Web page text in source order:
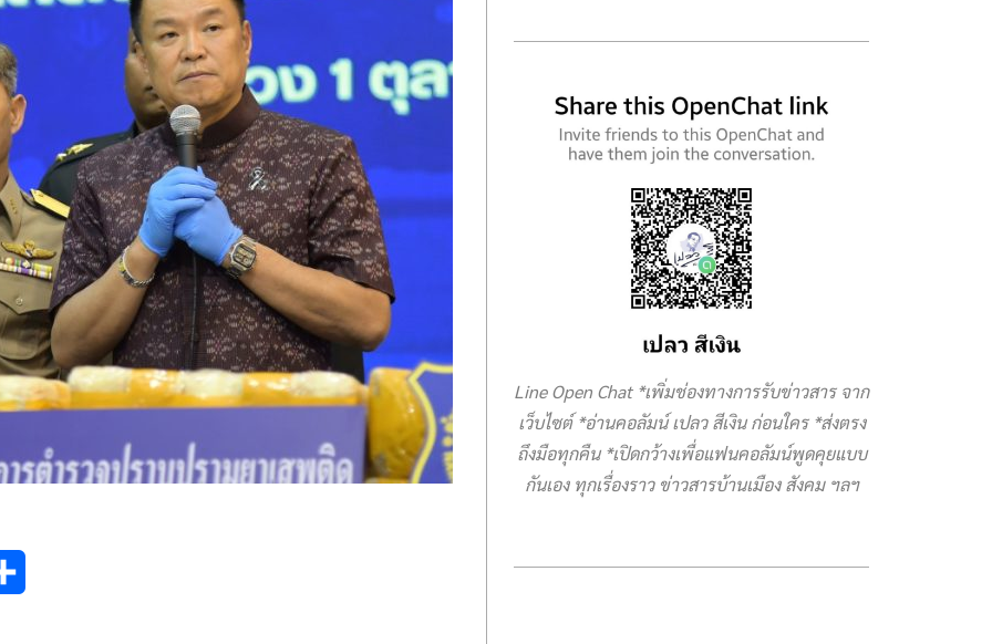
Line Open Chat *เพิ่มช่องทางการรับข่าวสาร จาก
เว็บไซต์ *อ่านคอลัมน์ เปลว สีเงิน ก่อนใคร *ส่งตรง
ถึงมือทุกคืน *เปิดกว้างเพื่อแฟนคอลัมน์พูดคุยแบบ
กันเอง ทุกเรื่องราว ข่าวสารบ้านเมือง สังคม ฯลฯ